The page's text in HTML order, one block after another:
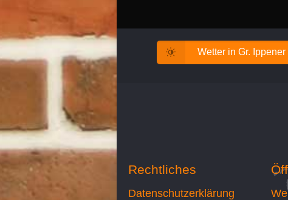
Wetter in Gr. Ippener
Rechtliches
Datenschutzerklärung